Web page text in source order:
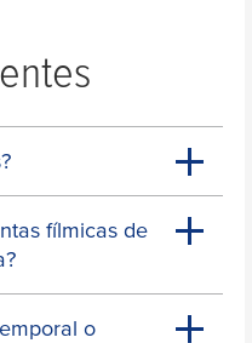
fílmicas de
o